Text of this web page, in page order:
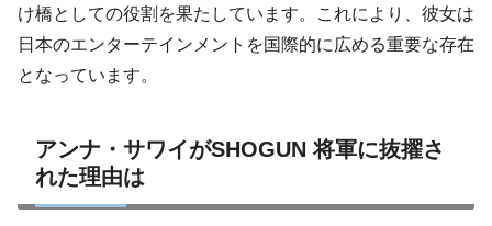
け橋としての役割を果たしています。これにより、彼女は
日本のエンターテインメントを国際的に広める重要な存在
となっています。
アンナ・サワイがSHOGUN 将軍に抜擢さ
れた理由は